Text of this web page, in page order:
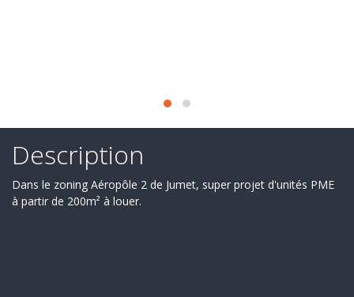
Recrutement
Derniers
deals
Ils
Description
Dans le zoning Aéropôle 2 de Jumet, super projet d'unités PME
à partir de 200m² à louer.